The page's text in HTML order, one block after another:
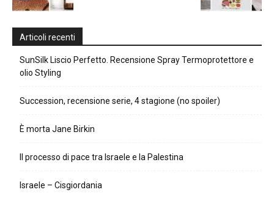
Articoli recenti
SunSilk Liscio Perfetto. Recensione Spray Termoprotettore e
olio Styling
Succession, recensione serie, 4 stagione (no spoiler)
È morta Jane Birkin
Il processo di pace tra Israele e la Palestina
Israele – Cisgiordania